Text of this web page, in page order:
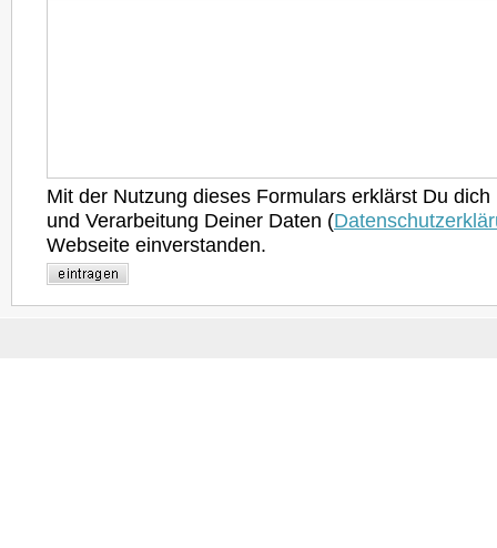
Mit der Nutzung dieses Formulars erklärst Du
und Verarbeitung Deiner Daten (
Webseite einverstanden.